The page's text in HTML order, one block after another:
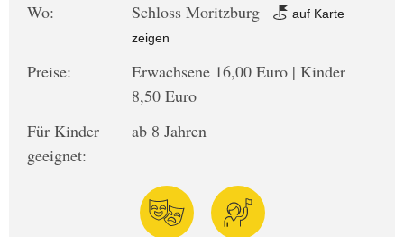
Wo:
Schloss Moritzburg
auf Karte
zeigen
Preise:
Erwachsene 16,00 Euro | Kinder
8,50 Euro
Für Kinder
geeignet:
ab 8 Jahren